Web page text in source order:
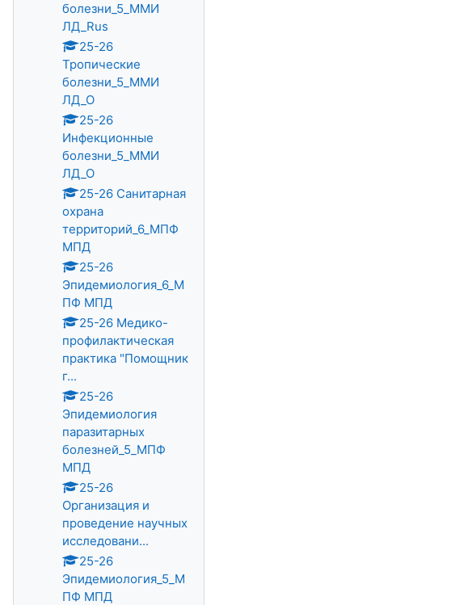
болезни_5_ММИ
ЛД_Rus
25-26
Тропические
болезни_5_ММИ
ЛД_О
25-26
Инфекционные
болезни_5_ММИ
ЛД_О
25-26 Санитарная
охрана
территорий_6_МПФ
МПД
25-26
Эпидемиология_6_М
ПФ МПД
25-26 Медико-
профилактическая
практика "Помощник
г...
25-26
Эпидемиология
паразитарных
болезней_5_МПФ
МПД
25-26
Организация и
проведение научных
исследовани...
25-26
Эпидемиология_5_М
ПФ МПД